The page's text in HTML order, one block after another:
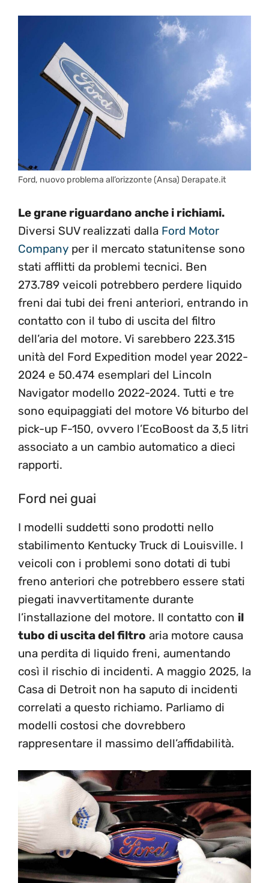
Ford, nuovo problema all’orizzonte (Ansa) Derapate.it
Le grane riguardano anche i richiami.
Diversi SUV realizzati dalla Ford Motor
Company per il mercato statunitense sono
stati afflitti da problemi tecnici. Ben
273.789 veicoli potrebbero perdere liquido
freni dai tubi dei freni anteriori, entrando in
contatto con il tubo di uscita del filtro
dell’aria del motore. Vi sarebbero 223.315
unità del Ford Expedition model year 2022-
2024 e 50.474 esemplari del Lincoln
Navigator modello 2022-2024. Tutti e tre
sono equipaggiati del motore V6 biturbo del
pick-up F-150, ovvero l’EcoBoost da 3,5 litri
associato a un cambio automatico a dieci
rapporti.
Ford nei guai
I modelli suddetti sono prodotti nello
stabilimento Kentucky Truck di Louisville. I
veicoli con i problemi sono dotati di tubi
freno anteriori che potrebbero essere stati
piegati inavvertitamente durante
l’installazione del motore. Il contatto con il
tubo di uscita del filtro aria motore causa
una perdita di liquido freni, aumentando
così il rischio di incidenti. A maggio 2025, la
Casa di Detroit non ha saputo di incidenti
correlati a questo richiamo. Parliamo di
modelli costosi che dovrebbero
rappresentare il massimo dell’affidabilità.